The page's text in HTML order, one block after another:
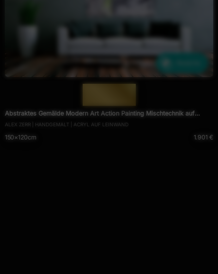
Abstraktes Gemälde Modern Art Action Painting Mischtechnik auf
Leiwnand handgemalt
ALEX ZERR | HANDGEMALT | ACRYL AUF LEINWAND
150×120cm 1.901 €